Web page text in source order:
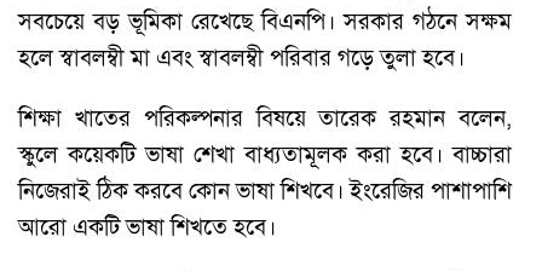
সবচেয়ে বড় ভূমিকা রেখেছে বিএনপি। সরকার গঠনে সক্ষম
হলে স্বাবলম্বী মা এবং স্বাবলম্বী পরিবার গড়ে তুলা হবে।
শিক্ষা খাতের পরিকল্পনার বিষয়ে তারেক রহমান বলেন,
স্কুলে কয়েকটি ভাষা শেখা বাধ্যতামূলক করা হবে। বাচ্চারা
নিজেরাই ঠিক করবে কোন ভাষা শিখবে। ইংরেজির পাশাপাশি
আরো একটি ভাষা শিখতে হবে।